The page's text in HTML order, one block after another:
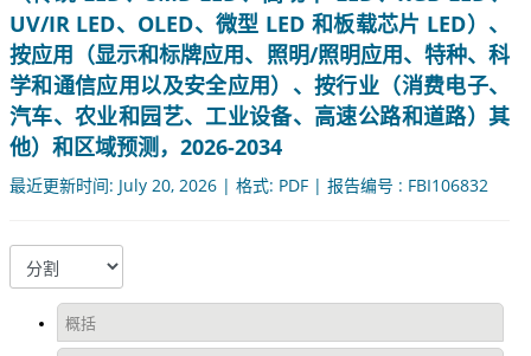
UV/IR LED、OLED、微型 LED 和板载芯片 LED）、
按应用（显示和标牌应用、照明/照明应用、特种、科
学和通信应用以及安全应用）、按行业（消费电子、
汽车、农业和园艺、工业设备、高速公路和道路）其
他）和区域预测，2026-2034
最近更新时间: July 20, 2026 | 格式: PDF | 报告编号 : FBI106832
概括